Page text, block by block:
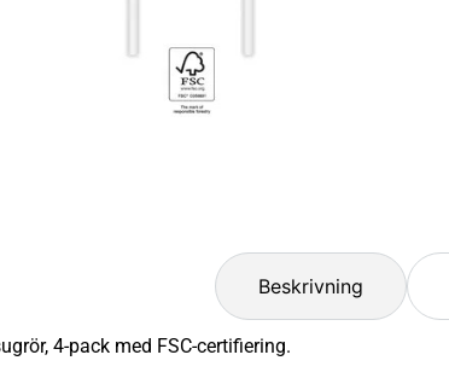
Beskrivning
4-pack med FSC-certifiering.